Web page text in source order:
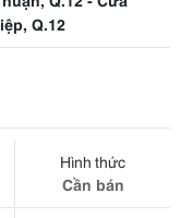
Q.12
Hình thức
Cần bán